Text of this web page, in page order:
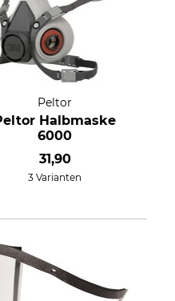
Peltor
Halbmaske
6000
31,90
3 Varianten